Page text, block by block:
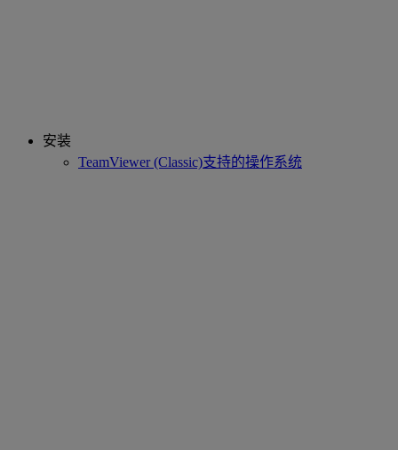
安装
TeamViewer (Classic)支持的操作系统